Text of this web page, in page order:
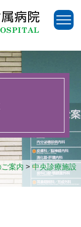
案内 > 中央診療施設